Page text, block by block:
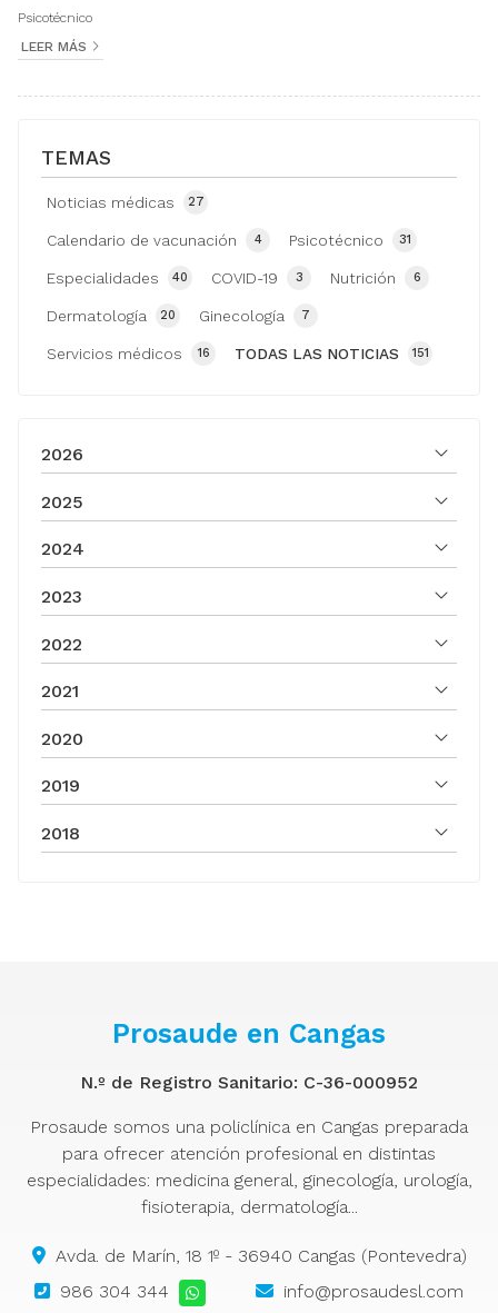
TEMAS
TODAS LAS NOTICIAS 151
Noticias médicas 27
Calendario de vacunación 4 Psicotécnico 31
Especialidades 40 COVID-19 3 Nutrición 6
Dermatología 20 Ginecología 7
Servicios médicos 16
Psicotécnico
LEER MÁS
2026
2025
2024
2023
2022
2021
2020
2019
2018
Prosaude en Cangas
N.º de Registro Sanitario: C-36-000952
Prosaude somos una policlínica en Cangas preparada
para ofrecer atención profesional en distintas
especialidades: medicina general, ginecología, urología,
fisioterapia, dermatología...
Avda. de Marín, 18 1º - 36940 Cangas (Pontevedra)
986 304 344
info@prosaudesl.com